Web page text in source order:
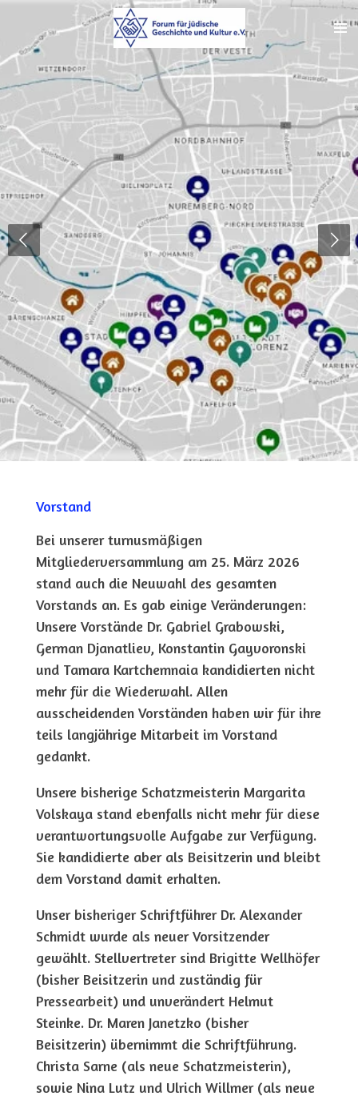
Hauptinhalt
springen
Vorstand
Bei unserer turnusmäßigen
Mitgliederversammlung am 25. März 2026
stand auch die Neuwahl des gesamten
Vorstands an. Es gab einige Veränderungen:
Unsere Vorstände Dr. Gabriel Grabowski,
German Djanatliev, Konstantin Gayvoronski
und Tamara Kartchemnaia kandidierten nicht
mehr für die Wiederwahl. Allen
ausscheidenden Vorständen haben wir für ihre
teils langjährige Mitarbeit im Vorstand
gedankt.
Unsere bisherige Schatzmeisterin Margarita
Volskaya stand ebenfalls nicht mehr für diese
verantwortungsvolle Aufgabe zur Verfügung.
Sie kandidierte aber als Beisitzerin und bleibt
dem Vorstand damit erhalten.
Unser bisheriger Schriftführer Dr. Alexander
Schmidt wurde als neuer Vorsitzender
gewählt. Stellvertreter sind Brigitte Wellhöfer
(bisher Beisitzerin und zuständig für
Pressearbeit) und unverändert Helmut
Steinke. Dr. Maren Janetzko (bisher
Beisitzerin) übernimmt die Schriftführung.
Christa Sarne (als neue Schatzmeisterin),
sowie Nina Lutz und Ulrich Willmer (als neue